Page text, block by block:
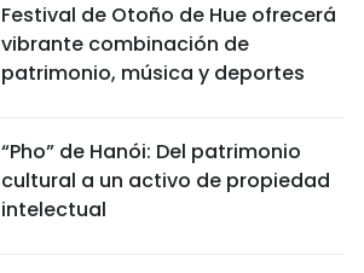
Festival de Otoño de Hue ofrecerá
vibrante combinación de
patrimonio, música y deportes
“Pho” de Hanói: Del patrimonio
cultural a un activo de propiedad
intelectual